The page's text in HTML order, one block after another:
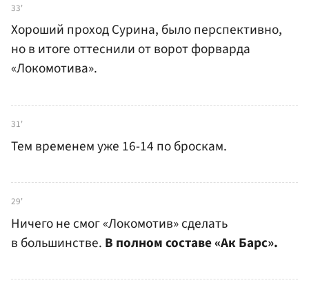
33'
Хороший проход Сурина, было перспективно,
но в итоге оттеснили от ворот форварда
«Локомотива».
31'
Тем временем уже 16-14 по броскам.
29'
Ничего не смог «Локомотив» сделать
в большинстве. В полном составе «Ак Барс».